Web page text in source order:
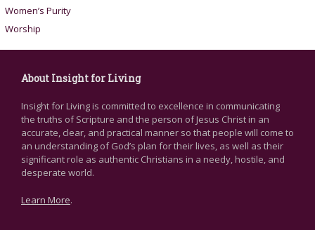
Women’s Purity
Worship
About Insight for Living
Insight for Living is committed to excellence in communicating
the truths of Scripture and the person of Jesus Christ in an
accurate, clear, and practical manner so that people will come to
an understanding of God’s plan for their lives, as well as their
significant role as authentic Christians in a needy, hostile, and
desperate world.
Learn More.